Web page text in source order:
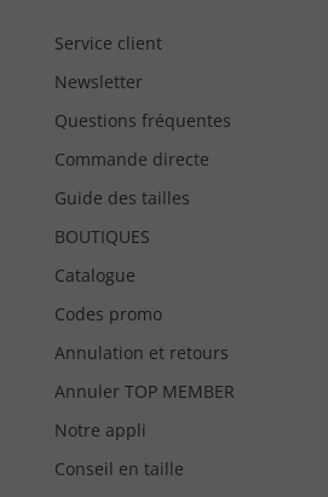
Service client
Newsletter
Questions fréquentes
Commande directe
Guide des tailles
BOUTIQUES
Catalogue
Codes promo
Annulation et retours
Annuler TOP MEMBER
Notre appli
Conseil en taille